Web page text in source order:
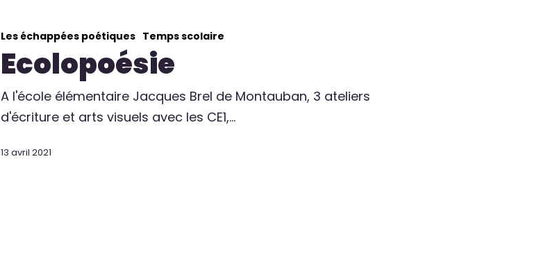
Les échappées poétiques Temps scolaire
Ecolopoésie
A l'école élémentaire Jacques Brel de Montauban, 3 ateliers
d'écriture et arts visuels avec les CE1,…
13 avril 2021